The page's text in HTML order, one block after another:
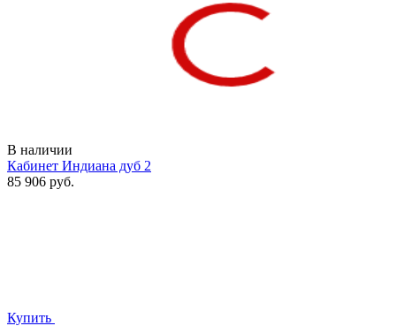
В наличии
Кабинет Индиана дуб 2
85 906 руб.
Купить